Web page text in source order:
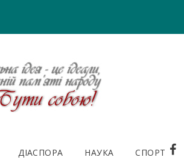
ДІАСПОРА НАУКА СПОРТ